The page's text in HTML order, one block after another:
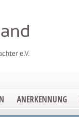
ANERKENNUNG